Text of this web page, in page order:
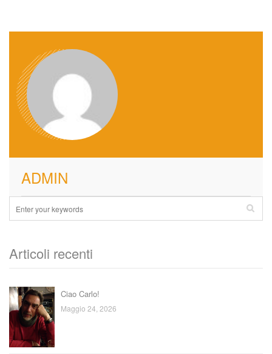
ADMIN
Articoli recenti
Ciao Carlo!
Maggio 24, 2026